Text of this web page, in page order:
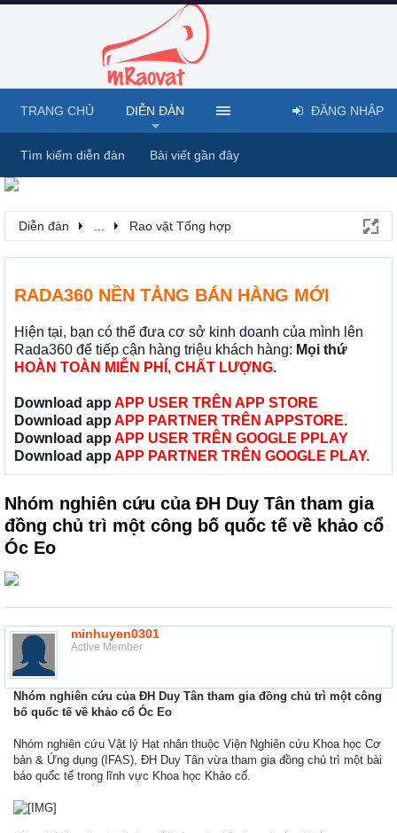
Diễn đàn Rao vặt Tổng hợp
RADA360 NỀN TẢNG BÁN HÀNG MỚI
Hiện tại, bạn có thể đưa cơ sở kinh doanh của mình lên
Rada360 để tiếp cận hàng triệu khách hàng: Mọi thứ
HOÀN TOÀN MIỄN PHÍ, CHẤT LƯỢNG.
Download app APP USER TRÊN APP STORE
Download app APP PARTNER TRÊN APPSTORE.
Download app APP USER TRÊN GOOGLE PPLAY
Download app APP PARTNER TRÊN GOOGLE PLAY.
Nhóm nghiên cứu của ĐH Duy Tân tham gia
đồng chủ trì một công bố quốc tế về khảo cổ
Óc Eo
minhuyen0301
Active Member
Nhóm nghiên cứu của ĐH Duy Tân tham gia đồng chủ trì một công
bố quốc tế về khảo cổ Óc Eo
Nhóm nghiên cứu Vật lý Hạt nhân thuộc Viện Nghiên cứu Khoa học Cơ
bản & Ứng dụng (IFAS), ĐH Duy Tân vừa tham gia đồng chủ trì một bài
báo quốc tế trong lĩnh vực Khoa học Khảo cổ.
TRANG CHỦ DIỄN ĐÀN
Tìm kiếm diễn đàn Bài viết gần đây
ĐĂNG NHẬP